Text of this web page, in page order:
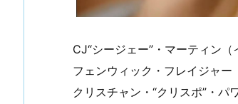
CJ“シージェー”・マーティン
フェンウィック・フレイジャ
クリスチャン・“クリスポ”・